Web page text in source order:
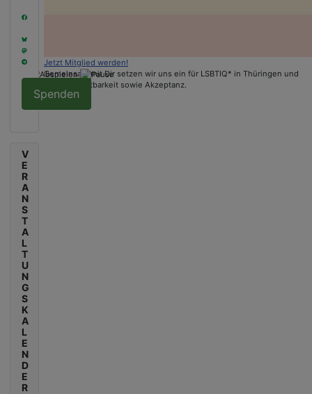
Jetzt Mitglied werden!
Gemeinsam mit Dir setzen wir uns ein für LSBTIQ* in Thüringen und
fördern Sichtbarkeit sowie Akzeptanz.
Spenden
V
E
R
A
N
S
T
A
L
T
U
N
G
S
K
A
L
E
N
D
E
R